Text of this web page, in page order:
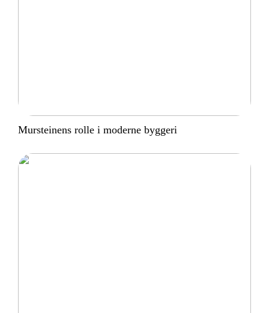
Mursteinens rolle i moderne byggeri